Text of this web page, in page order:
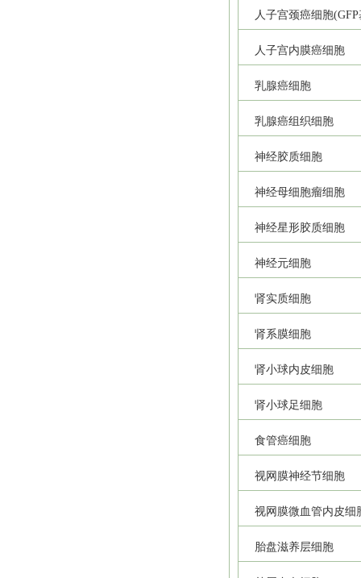
人子宫颈癌细胞
人子宫内膜癌细胞
乳腺癌细胞
乳腺癌组织细胞
神经胶质细胞
神经母细胞瘤细胞
神经星形胶质细胞
神经元细胞
肾实质细胞
肾系膜细胞
肾小球内皮细胞
肾小球足细胞
食管癌细胞
视网膜神经节细胞
视网膜微血管内皮细
胎盘滋养层细胞